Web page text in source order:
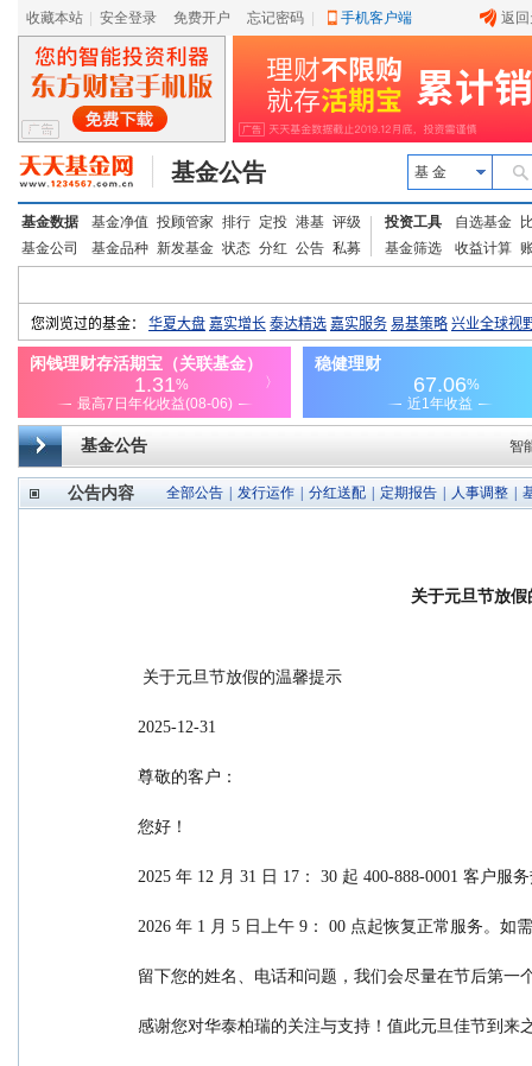
收藏本站 安全登录 免费开户 忘记密码 手机客户端 返
基金公告 基 金
基金数据 基金净值 投顾管家 排行 定投 港基 评级
基金公司
基金品种 新发基金 状态 分红 公告 私募
投资工具 自选基金
基金筛选
收益计算
基金公告 智
公告内容 全部公告 发行运作 分红送配 定期报告 人事调整
关于元旦节放假
关于元旦节放假的温馨提示
2025-12-31
尊敬的客户：
您好！
2025 年 12 月 31 日 17： 30 起 400-888-0001 客户服
2026 年 1 月 5 日上午 9： 00 点起恢复正常服务。如
留下您的姓名、电话和问题，我们会尽量在节后第一
感谢您对华泰柏瑞的关注与支持！值此元旦佳节到来